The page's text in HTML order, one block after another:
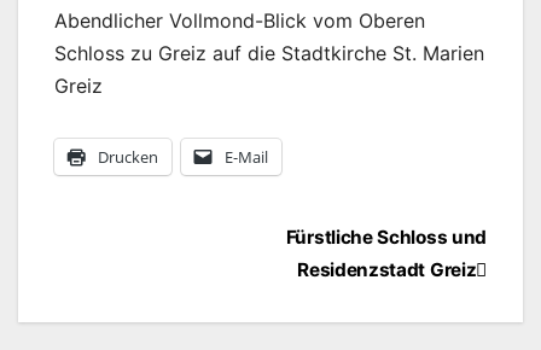
Abendlicher Vollmond-Blick vom Oberen
Schloss zu Greiz auf die Stadtkirche St. Marien
Greiz
Drucken E-Mail
BeitragsnavigationFürstliche Schloss und
Residenzstadt Greiz